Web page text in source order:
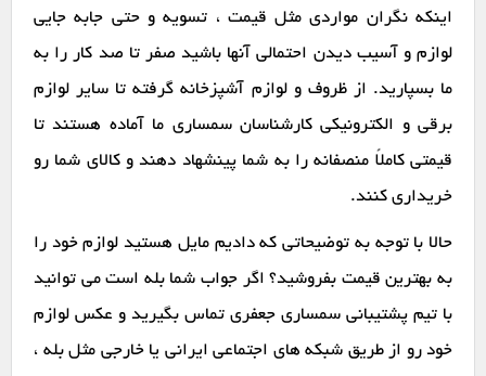
اینکه نگران مواردی مثل قیمت ، تسویه و حتی جابه جایی
لوازم و آسیب دیدن احتمالی آنها باشید صفر تا صد کار را به
ما بسپارید. از ظروف و لوازم آشپزخانه گرفته تا سایر لوازم
برقی و الکترونیکی کارشناسان سمساری ما آماده هستند تا
قیمتی کاملاً منصفانه را به شما پینشهاد دهند و کالای شما رو
خریداری کنند.
حالا با توجه به توضیحاتی که دادیم مایل هستید لوازم خود را
به بهترین قیمت بفروشید؟ اگر جواب شما بله است می توانید
با تیم پشتیبانی سمساری جعفری تماس بگیرید و عکس لوازم
خود رو از طریق شبکه های اجتماعی ایرانی یا خارجی مثل بله ،